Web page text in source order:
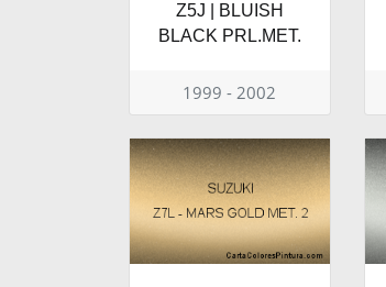
Z5J | BLUISH
BLACK PRL.MET.
1999 - 2002